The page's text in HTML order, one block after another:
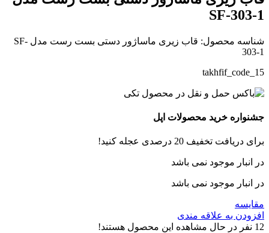
SF-303-1
شناسه محصول:
قاب زیری ماساژور دستی بست رست مدل SF-
303-1
takhfif_code_15
جشنواره خرید محصولات اپل
برای دریافت تخفیف 20 درصدی عجله کنید!
در انبار موجود نمی باشد
در انبار موجود نمی باشد
مقایسه
افزودن به علاقه مندی
12 نفر در حال مشاهده این محصول هستند!